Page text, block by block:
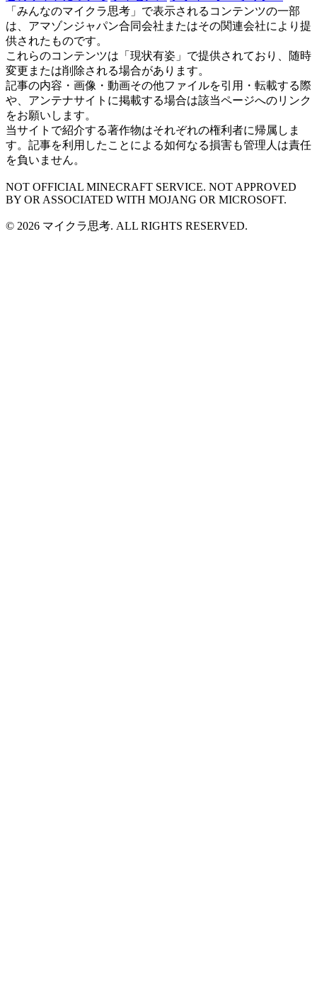
「みんなのマイクラ思考」で表示されるコンテンツの一部
は、アマゾンジャパン合同会社またはその関連会社により提
供されたものです。
これらのコンテンツは「現状有姿」で提供されており、随時
変更または削除される場合があります。
記事の内容・画像・動画その他ファイルを引用・転載する際
や、アンテナサイトに掲載する場合は該当ページへのリンク
をお願いします。
当サイトで紹介する著作物はそれぞれの権利者に帰属しま
す。記事を利用したことによる如何なる損害も管理人は責任
を負いません。
NOT OFFICIAL MINECRAFT SERVICE. NOT APPROVED
BY OR ASSOCIATED WITH MOJANG OR MICROSOFT.
© 2026 マイクラ思考. ALL RIGHTS RESERVED.